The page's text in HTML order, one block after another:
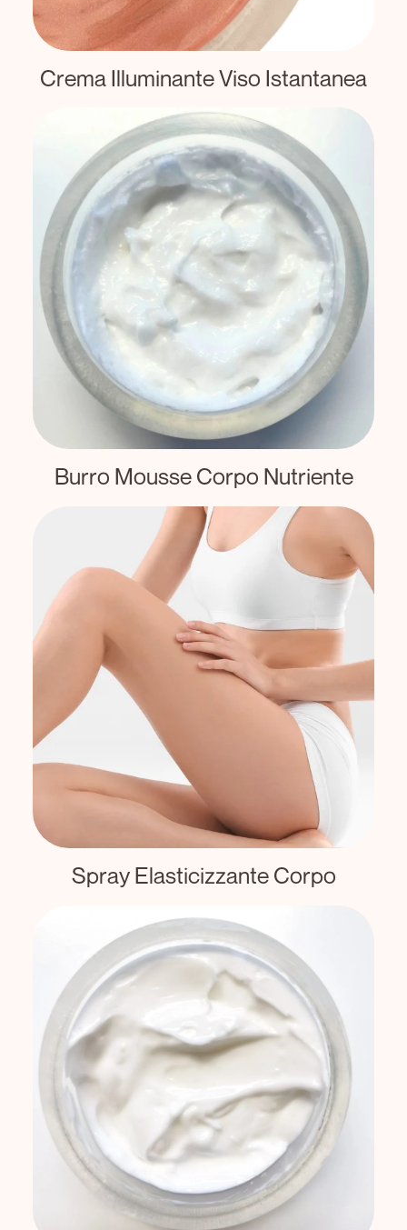
Crema Illuminante Viso Istantanea
Burro Mousse Corpo Nutriente
Spray Elasticizzante Corpo